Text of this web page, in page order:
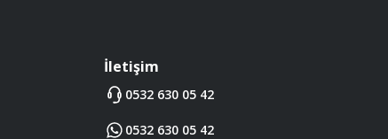
İletişim
0532 630 05 42
0532 630 05 42